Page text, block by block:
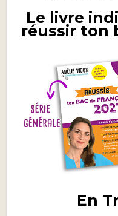
Le livre
réussir ton
En